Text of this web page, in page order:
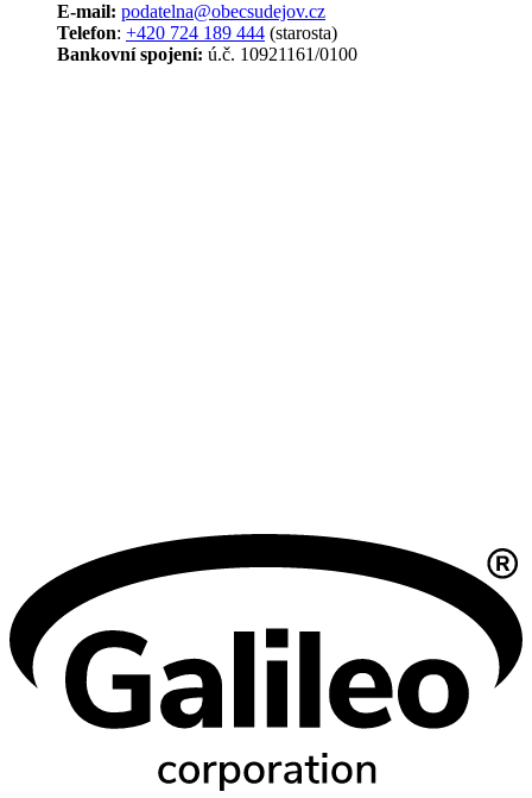
E-mail: podatelna@obecsudejov.cz
Telefon: +420 724 189 444 (starosta)
Bankovní spojení: ú.č. 10921161/0100